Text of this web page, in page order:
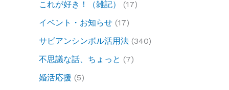
これが好き！（雑記）
(17)
イベント・お知らせ (17)
サビアンシンボル活用法 (340)
不思議な話、ちょっと (7)
婚活応援 (5)